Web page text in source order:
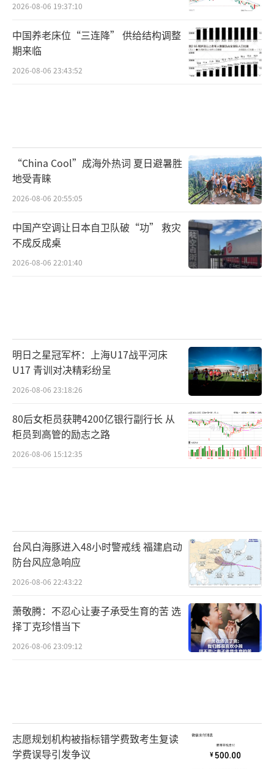
2026-08-06 19:37:10
中国养老床位“三连降” 供给结构调整
期来临
2026-08-06 23:43:52
“China Cool”成海外热词 夏日避暑胜
地受青睐
2026-08-06 20:55:05
中国产空调让日本自卫队破“功” 救灾
不成反成桌
2026-08-06 22:01:40
明日之星冠军杯：上海U17战平河床
U17 青训对决精彩纷呈
2026-08-06 23:18:26
80后女柜员获聘4200亿银行副行长 从
柜员到高管的励志之路
2026-08-06 15:12:35
台风白海豚进入48小时警戒线 福建启动
防台风应急响应
2026-08-06 22:43:22
萧敬腾：不忍心让妻子承受生育的苦 选
择丁克珍惜当下
2026-08-06 23:09:12
志愿规划机构被指标错学费致考生复读
学费误导引发争议